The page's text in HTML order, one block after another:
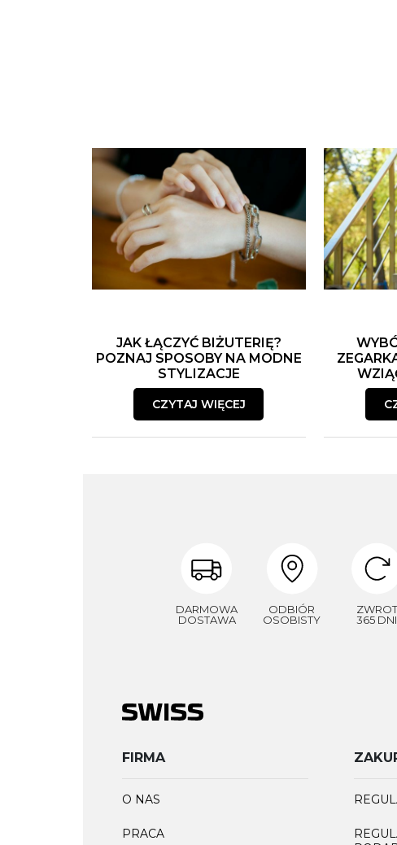
JAK ŁĄCZYĆ BIŻUTERIĘ?
POZNAJ SPOSOBY NA MODNE
STYLIZACJE
CZYTAJ WIĘCEJ
DARMOWA
DOSTAWA
ODBIÓR
OSOBISTY
ZWROT
365 DNI
FIRMA
O NAS
PRACA